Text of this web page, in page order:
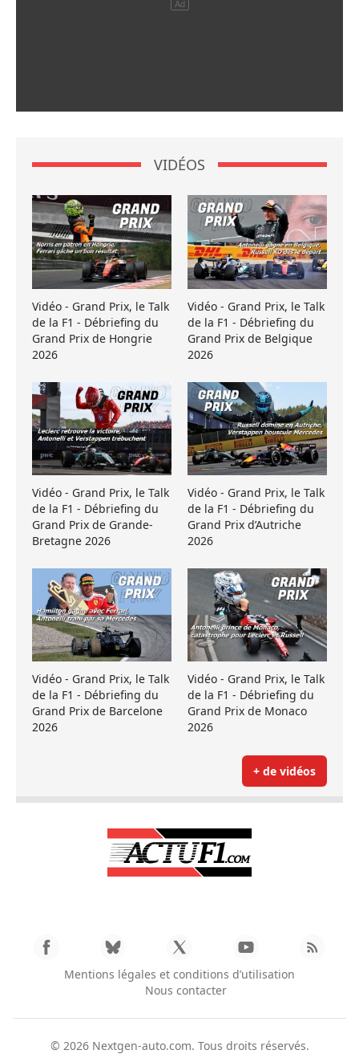
VIDÉOS
Vidéo - Grand Prix, le Talk
de la F1 - Débriefing du
Grand Prix de Hongrie
2026
Vidéo - Grand Prix, le Talk
de la F1 - Débriefing du
Grand Prix de Belgique
2026
Vidéo - Grand Prix, le Talk
de la F1 - Débriefing du
Grand Prix de Grande-
Bretagne 2026
Vidéo - Grand Prix, le Talk
de la F1 - Débriefing du
Grand Prix d’Autriche
2026
Vidéo - Grand Prix, le Talk
de la F1 - Débriefing du
Grand Prix de Barcelone
2026
Vidéo - Grand Prix, le Talk
de la F1 - Débriefing du
Grand Prix de Monaco
2026
+ de vidéos
Mentions légales et conditions d’utilisation
Nous contacter
© 2026 Nextgen-auto.com. Tous droits réservés.